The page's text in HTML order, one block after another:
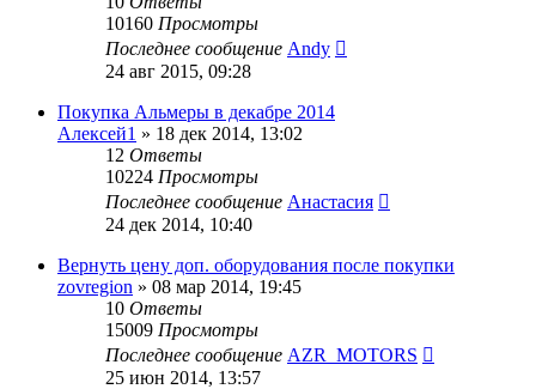
10160 Просмотры
Последнее сообщение Andy
24 авг 2015, 09:28
Покупка Альмеры в декабре 2014
Алексей1 » 18 дек 2014, 13:02
12 Ответы
10224 Просмотры
Последнее сообщение Анастасия
24 дек 2014, 10:40
Вернуть цену доп. оборудования после покупки
zovregion » 08 мар 2014, 19:45
10 Ответы
15009 Просмотры
Последнее сообщение AZR_MOTORS
25 июн 2014, 13:57